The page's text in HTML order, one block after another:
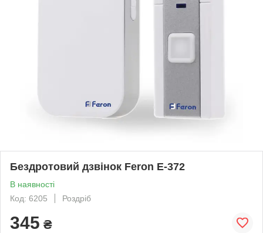
Бездротовий дзвінок Feron Е-372
В наявності
Код: 6205
Роздріб
345 ₴